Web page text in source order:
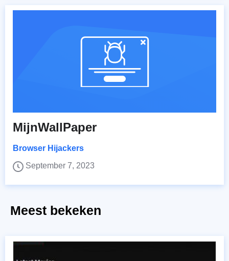
MijnWallPaper
Browser Hijackers
September 7, 2023
Meest bekeken